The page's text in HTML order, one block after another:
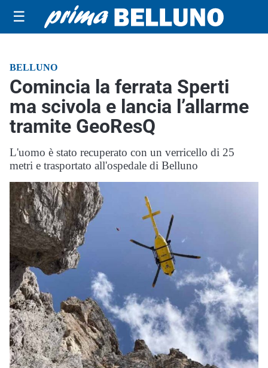
☰
BELLUNO
Comincia la ferrata Sperti
ma scivola e lancia l’allarme
tramite GeoResQ
L'uomo è stato recuperato con un verricello di 25
metri e trasportato all'ospedale di Belluno